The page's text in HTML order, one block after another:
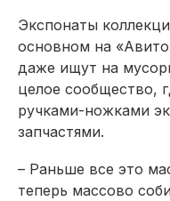
Экспонаты
основном на
даже ищут на
целое сообщество,
ручками-ножками
запчастями.
– Раньше все это
теперь массово